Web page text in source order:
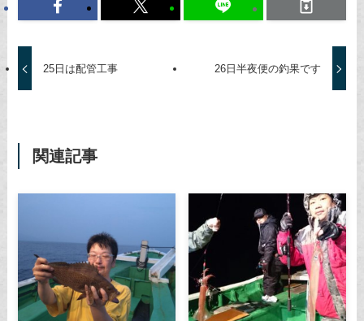
25日は配管工事 26日半夜便の釣果です
関連記事